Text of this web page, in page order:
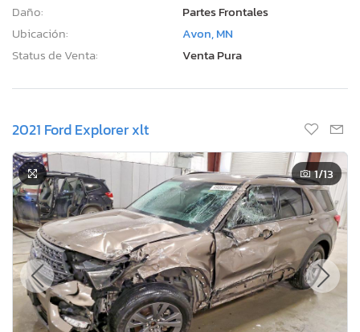
Daño:
Partes Frontales
Ubicación:
Avon, MN
Status de Venta:
Venta Pura
2021 Ford Explorer xlt
1/13